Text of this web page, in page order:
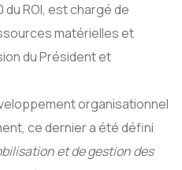
du ROI, est chargé de
matérielles et
du Président et
organisationnel
ce dernier a été défini
et de gestion des